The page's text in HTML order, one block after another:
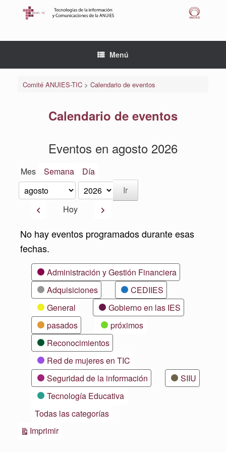
Menú
Comité ANUIES-TIC> Calendario de eventos
Calendario de eventos
Eventos en agosto 2026
Mes Semana Día
Mes
Año
AnteriorHoy Siguiente
No hay eventos programados durante esas
fechas.
CategoríasAdministración y Gestión Financiera
Adquisiciones
CEDIIES
General
Gobierno en las IES
pasados
próximos
Reconocimientos
Red de mujeres en TIC
Seguridad de la información
SIIU
Tecnología Educativa
Todas las categorías
ImprimirVistas